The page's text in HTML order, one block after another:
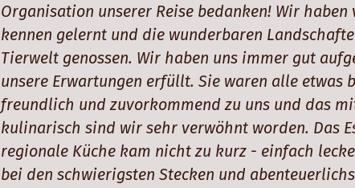
Organisation unserer Reise bedanken! Wir
kennen gelernt und die wunderbaren
Tierwelt genossen. Wir haben uns immer gut
unsere Erwartungen erfüllt. Sie waren alle etwas
freundlich und zuvorkommend zu uns und das
kulinarisch sind wir sehr verwöhnt worden. Das
regionale Küche kam nicht zu kurz - einfach
bei den schwierigsten Stecken und